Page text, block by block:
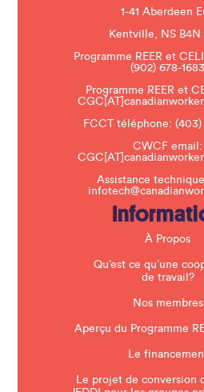
1-41 Aberdeen
Kentville, NS B4N
Programme REER et
(902) 678-1683
Programme REER et
FCCT téléphone:(403)
CWCF email:
Assistance
À Propos
Qu’est ce qu’une
de travail?
Nos membres
Aperçu du Programme
Le
Le projet de conversion